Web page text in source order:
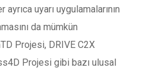
uyarı uygulamalarının
da mümkün
Projesi, DRIVE C2X
Projesi gibi bazı ulusal